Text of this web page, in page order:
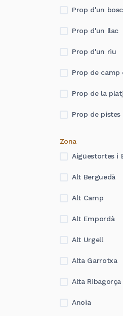
Prop d'un bosc
Prop d'un llac
Prop d'un riu
Prop de camp
Prop de la
Prop de pistes
Zona
Aigüestortes i
Alt Berguedà
Alt Camp
Alt Empordà
Alt Urgell
Alta Garrotxa
Alta Ribagorça
Anoia